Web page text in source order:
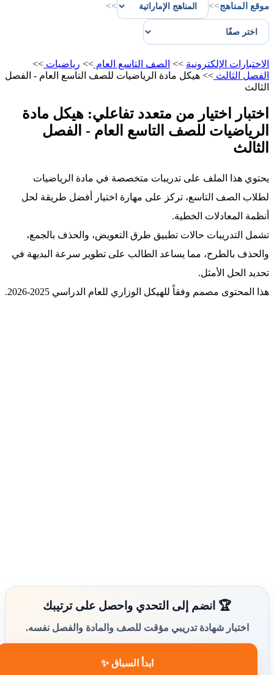
موقع المناهج>>
>>
الاختبارات الإلكترونية >> الصف التاسع العام >> رياضيات >>
الفصل الثالث >> هيكل مادة الرياضيات للصف التاسع العام - الفصل
الثالث
اختبار اختيار من متعدد تفاعلي: هيكل مادة
الرياضيات للصف التاسع العام - الفصل
الثالث
يحتوي هذا الملف على تدريبات متخصصة في مادة الرياضيات
لطلاب الصف التاسع، تركز على مهارة اختيار أفضل طريقة لحل
أنظمة المعادلات الخطية.
تشمل التدريبات حالات تطبيق طرق التعويض، والحذف بالجمع،
والحذف بالطرح، مما يساعد الطالب على تطوير سرعة البديهة في
تحديد الحل الأمثل.
هذا المحتوى مصمم وفقاً للهيكل الوزاري للعام الدراسي 2025-2026.
🏆 انضم إلى التحدي واحصل على ترتيبك
اختبار شهادة تدريبي مؤقت للصف والمادة والفصل نفسه.
ابدأ السباق ✨